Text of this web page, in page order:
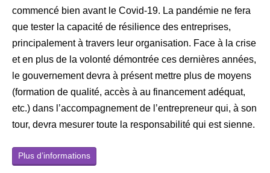
commencé bien avant le Covid-19. La pandémie ne fera
que tester la capacité de résilience des entreprises,
principalement à travers leur organisation. Face à la crise
et en plus de la volonté démontrée ces dernières années,
le gouvernement devra à présent mettre plus de moyens
(formation de qualité, accès à au financement adéquat,
etc.) dans l’accompagnement de l’entrepreneur qui, à son
tour, devra mesurer toute la responsabilité qui est sienne.
Plus d’informations